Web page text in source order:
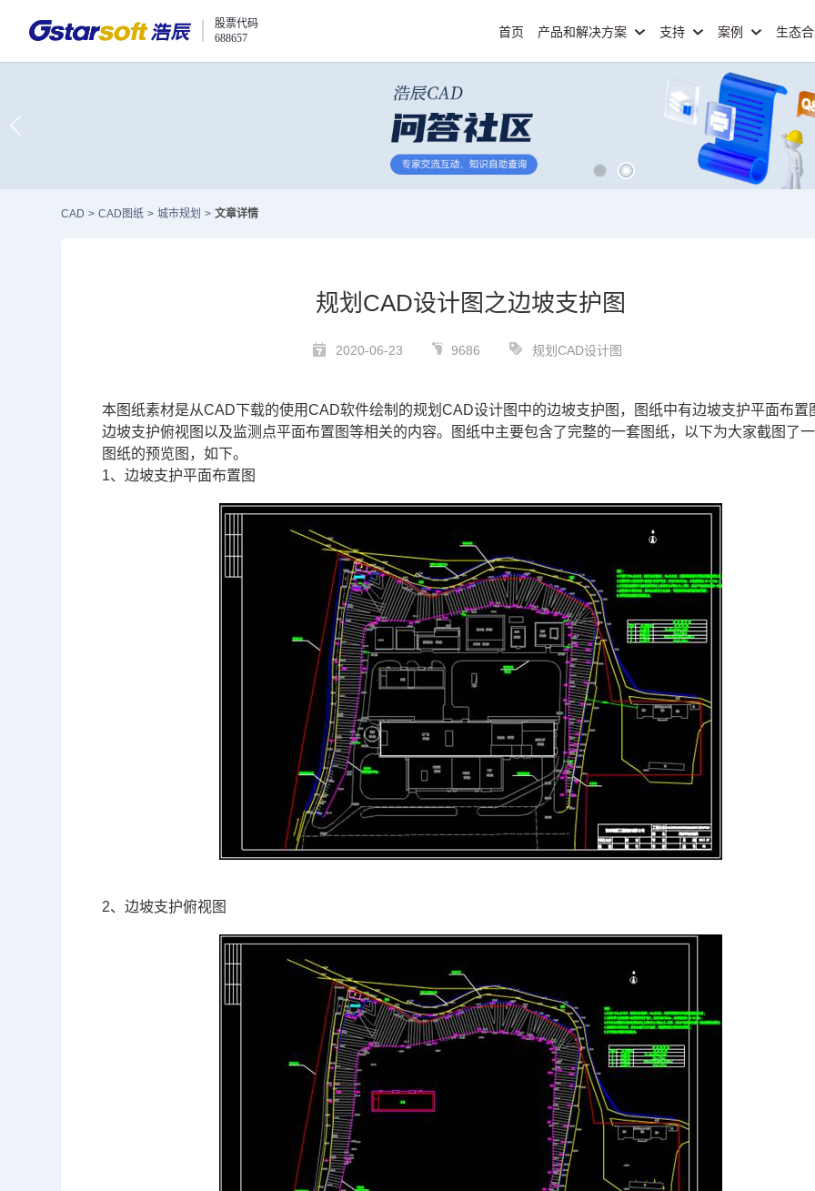
股票代码
688657
首页 产品和解决方案 支持 案例 生态
CAD > CAD图纸 > 城市规划 > 文章详情
规划CAD设计图之边坡支护图
2020-06-23 9686 规划CAD设计图
本图纸素材是从CAD下载的使用CAD软件绘制的规划CAD设计图中的边坡支护图，图纸中有边坡支护平面布置
边坡支护俯视图以及监测点平面布置图等相关的内容。图纸中主要包含了完整的一套图纸，以下为大家截图了
图纸的预览图，如下。
1、边坡支护平面布置图
2、边坡支护俯视图